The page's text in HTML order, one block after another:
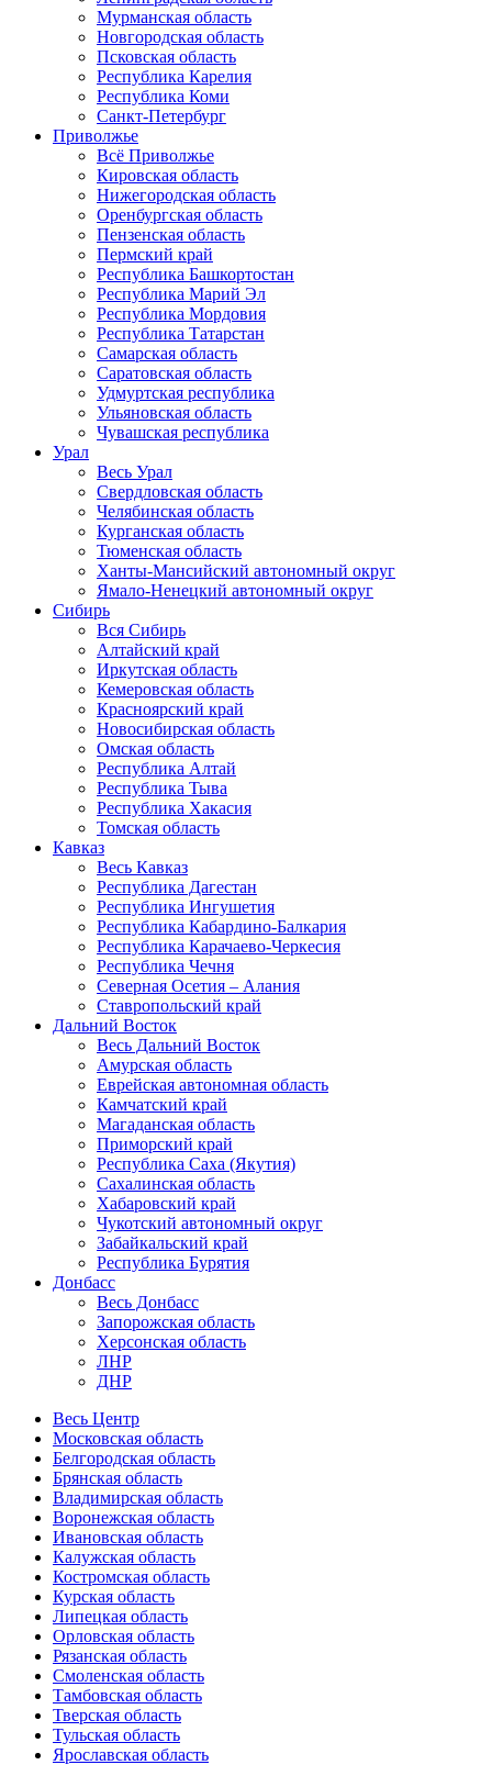
Мурманская область
Новгородская область
Псковская область
Республика Карелия
Республика Коми
Санкт-Петербург
Приволжье
Всё Приволжье
Кировская область
Нижегородская область
Оренбургская область
Пензенская область
Пермский край
Республика Башкортостан
Республика Марий Эл
Республика Мордовия
Республика Татарстан
Самарская область
Саратовская область
Удмуртская республика
Ульяновская область
Чувашская республика
Урал
Весь Урал
Свердловская область
Челябинская область
Курганская область
Тюменская область
Ханты-Мансийский автономный округ
Ямало-Ненецкий автономный округ
Сибирь
Вся Сибирь
Алтайский край
Иркутская область
Кемеровская область
Красноярский край
Новосибирская область
Омская область
Республика Алтай
Республика Тыва
Республика Хакасия
Томская область
Кавказ
Весь Кавказ
Республика Дагестан
Республика Ингушетия
Республика Кабардино-Балкария
Республика Карачаево-Черкесия
Республика Чечня
Северная Осетия – Алания
Ставропольский край
Дальний Восток
Весь Дальний Восток
Амурская область
Еврейская автономная область
Камчатский край
Магаданская область
Приморский край
Республика Саха (Якутия)
Сахалинская область
Хабаровский край
Чукотский автономный округ
Забайкальский край
Республика Бурятия
Донбасс
Весь Донбасс
Запорожская область
Херсонская область
ЛНР
ДНР
Весь Центр
Московская область
Белгородская область
Брянская область
Владимирская область
Воронежская область
Ивановская область
Калужская область
Костромская область
Курская область
Липецкая область
Орловская область
Рязанская область
Смоленская область
Тамбовская область
Тверская область
Тульская область
Ярославская область